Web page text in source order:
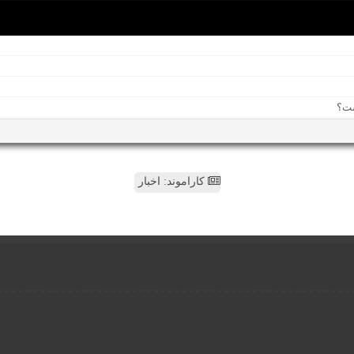
کاراموند: اخبار